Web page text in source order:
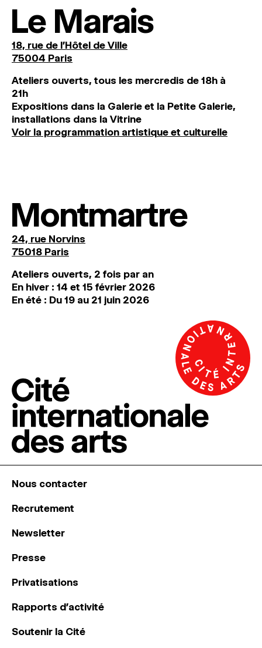
Le Marais
18, rue de l'Hôtel de Ville
75004 Paris
Ateliers ouverts, tous les mercredis de 18h à
21h
Expositions dans la Galerie et la Petite Galerie,
installations dans la Vitrine
Voir la programmation artistique et culturelle
Montmartre
24, rue Norvins
75018 Paris
Ateliers ouverts, 2 fois par an
En hiver : 14 et 15 février 2026
En été : Du 19 au 21 juin 2026
Nous contacter
Recrutement
Newsletter
Presse
Privatisations
Rapports d’activité
Soutenir la Cité